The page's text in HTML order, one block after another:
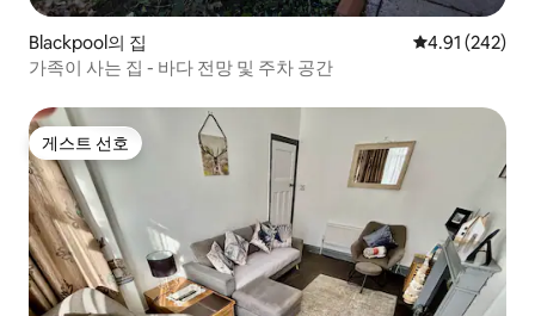
Blackpool의 집 평점 4.91점(5
4.91 (242)
가족이 사는 집 - 바다 전망 및 주차 공간
게스트 선호
게스트 선호